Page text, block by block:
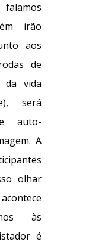
irão
aos
de
da vida
será
auto-
A
olhar
às
é